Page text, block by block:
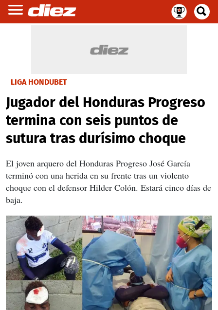
LIGA HONDUBET
Jugador del Honduras Progreso
termina con seis puntos de
sutura tras durísimo choque
El joven arquero del Honduras Progreso José García
terminó con una herida en su frente tras un violento
choque con el defensor Hilder Colón. Estará cinco días de
baja.